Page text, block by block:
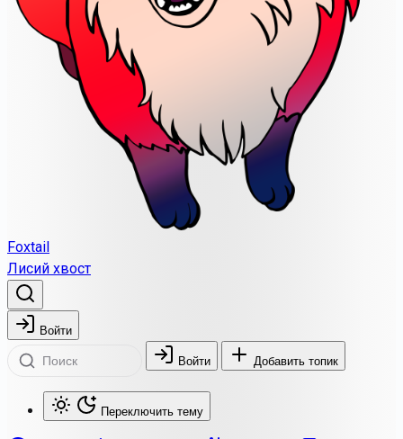
Foxtail
Лисий хвост
Войти
Войти Добавить топик
Переключить тему